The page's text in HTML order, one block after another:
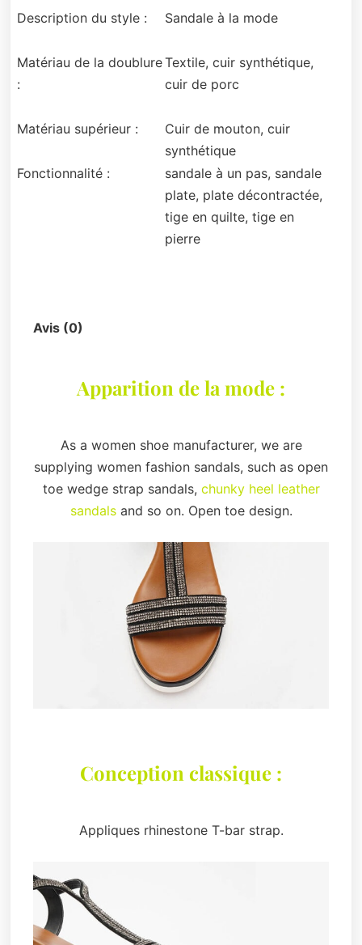
Description du style : Sandale à la mode
Matériau de la doublure
:
Textile, cuir synthétique,
cuir de porc
Matériau supérieur :
Cuir de mouton, cuir
synthétique
Fonctionnalité :
sandale à un pas, sandale
plate, plate décontractée,
tige en quilte, tige en
pierre
Avis (0)
Apparition de la mode :
As a women shoe manufacturer, we are
supplying women fashion sandals, such as open
toe wedge strap sandals, chunky heel leather
sandalsand so on. Open toe design.
Conception classique :
Appliques rhinestone T-bar strap.